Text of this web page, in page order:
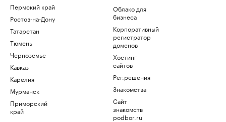
Пермский край
Ростов-на-Дону
Татарстан
Тюмень
Черноземье
Кавказ
Карелия
Мурманск
Приморский
край
Облако для
бизнеса
Корпоративный
регистратор
доменов
Хостинг
сайтов
Рег.решения
Знакомства
Сайт
знакомств
podbor.ru